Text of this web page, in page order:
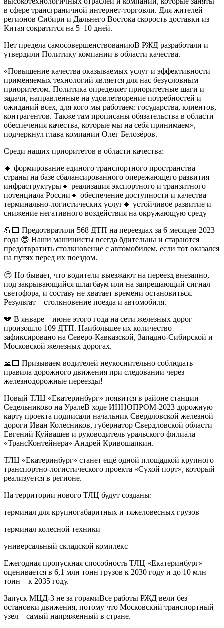
в сфере трансграничной интернет-торговли. Для жителей
регионов Сибири и Дальнего Востока скорость доставки из
Китая сократится на 5–10 дней.
Нет предела самосовершенствованиюВ РЖД разработали и
утвердили Политику компании в области качества.
«Повышение качества оказываемых услуг и эффективности
применяемых технологий является для нас безусловным
приоритетом. Политика определяет приоритетные шаги и
задачи, направленные на удовлетворение потребностей и
ожиданий всех, для кого мы работаем: государства, клиентов,
контрагентов. Также там прописаны обязательства в области
обеспечения качества, которые мы на себя принимаем», –
подчеркнул глава компании Олег Белозёров.
Среди наших приоритетов в области качества:
🔹 формирование единого транспортного пространства
страны на базе сбалансированного опережающего развития
инфраструктуры🔹 реализация экспортного и транзитного
потенциала России🔹 обеспечение доступности и качества
терминально-логистических услуг🔹 устойчивое развитие и
снижение негативного воздействия на окружающую среду
💪🏻 Предотвратили 568 ДТП на переездах за 6 месяцев 2023
года 😎 Наши машинисты всегда бдительны и стараются
предотвратить столкновение с автомобилем, если тот оказался
на путях перед их поездом.
😔 Но бывает, что водители выезжают на переезд внезапно,
под закрывающийся шлагбаум или на запрещающий сигнал
светофора, и составу не хватает времени остановиться.
Результат – столкновение поезда и автомобиля.
💔 В январе – июне этого года на сети железных дорог
произошло 109 ДТП. Наибольшее их количество
зафиксировано на Северо-Кавказской, Западно-Сибирской и
Московской железных дорогах.
🙏🏻 Призываем водителей неукоснительно соблюдать
правила дорожного движения при следовании через
железнодорожные переезды!
Новый ТЛЦ «Екатеринбург» появится в районе станции
Седельниково на УралеВ ходе ИННОПРОМ-2023 дорожную
карту проекта подписали начальник Свердловской железной
дороги Иван Колесников, губернатор Свердловской области
Евгений Куйвашев и руководитель уральского филиала
«ТрансКонтейнера» Андрей Кривошапкин.
ТЛЦ «Екатеринбург» станет ещё одной площадкой крупного
транспортно-логистического проекта «Сухой порт», который
реализуется в регионе.
На территории нового ТЛЦ будут созданы:
терминал для крупногабаритных и тяжеловесных грузов
терминал колесной техники
универсальный складской комплекс
Ежегодная пропускная способность ТЛЦ «Екатеринбург»
оценивается в 6,1 млн тонн грузов к 2030 году и до 10 млн
тонн – к 2035 году.
Запуск МЦД-3 не за горамиВсе работы РЖД вели без
остановки движения, потому что Московский транспортный
узел – самый напряженный в стране.